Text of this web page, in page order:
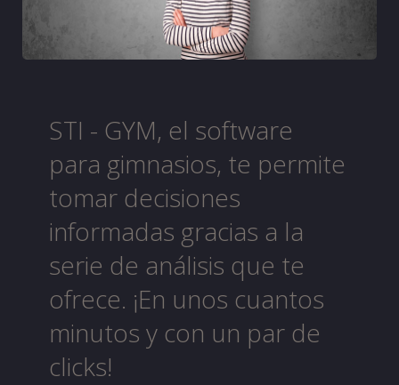
STI - GYM, el software
para gimnasios, te permite
tomar decisiones
informadas gracias a la
serie de análisis que te
ofrece. ¡En unos cuantos
minutos y con un par de
clicks!